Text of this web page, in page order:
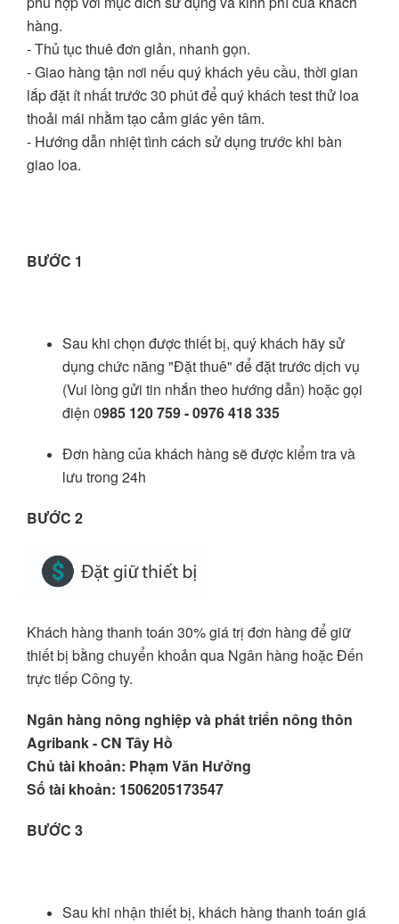
hàng.
- Thủ tục thuê đơn giản, nhanh gọn.
- Giao hàng tận nơi nếu quý khách yêu cầu, thời gian
lắp đặt ít nhất trước 30 phút để quý khách test thử loa
thoải mái nhằm tạo cảm giác yên tâm.
- Hướng dẫn nhiệt tình cách sử dụng trước khi bàn
giao loa.
BƯỚC 1
Sau khi chọn được thiết bị, quý khách hãy sử
dụng chức năng "Đặt thuê" để đặt trước dịch vụ
(Vui lòng gửi tin nhắn theo hướng dẫn) hoặc gọi
điện 0985 120 759 - 0976 418 335
Đơn hàng của khách hàng sẽ được kiểm tra và
lưu trong 24h
BƯỚC 2
Khách hàng thanh toán 30% giá trị đơn hàng để giữ
thiết bị bằng chuyển khoản qua Ngân hàng hoặc Đến
trực tiếp Công ty.
Ngân hàng nông nghiệp và phát triển nông thôn
Agribank - CN Tây Hồ
Chủ tài khoản: Phạm Văn Hưởng
Số tài khoản: 1506205173547
BƯỚC 3
Sau khi nhận thiết bị, khách hàng thanh toán giá